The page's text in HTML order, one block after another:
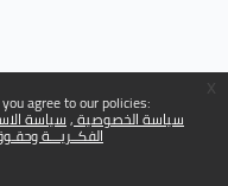
agree to our policies:
سياسة الخصوصية سياسة
الفكــريـــة